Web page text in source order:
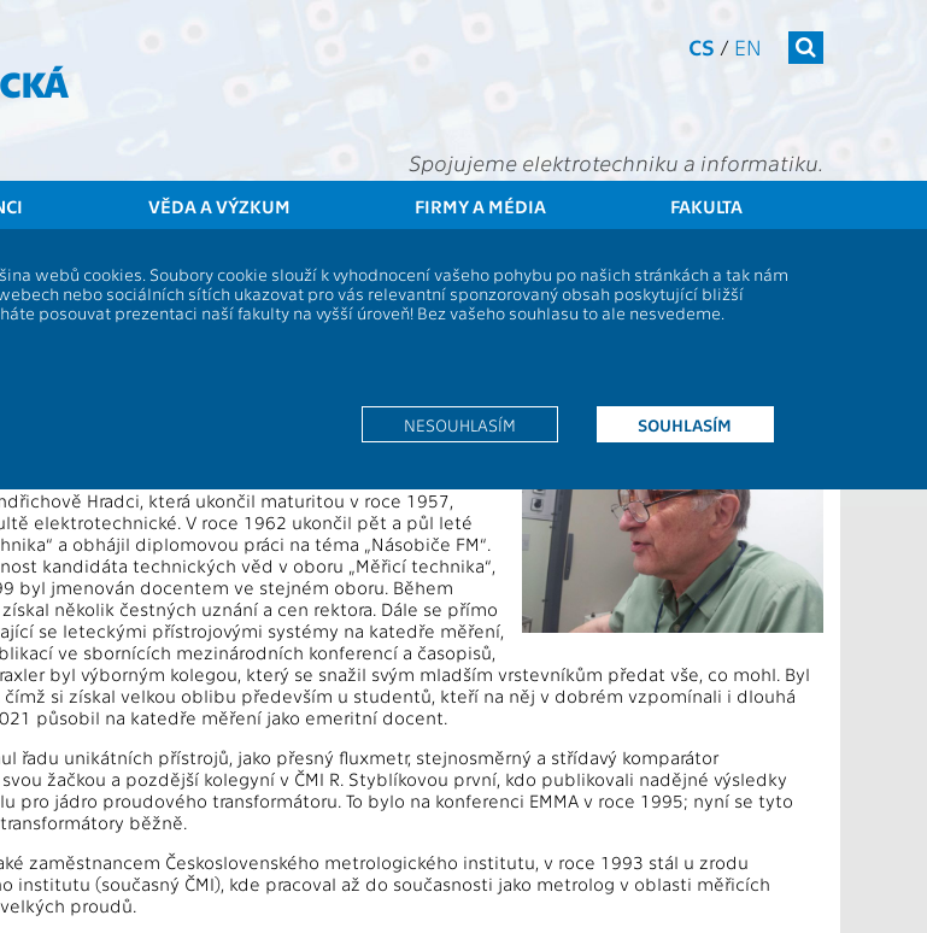
CS / EN
Spojujeme elektrotechniku a informatiku.
VĚDA A VÝZKUM FIRMY A MÉDIA FAKULTA
webů cookies. Soubory cookie slouží k vyhodnocení vašeho pohybu po našich stránkách a tak nám
nebo sociálních sítích ukazovat pro vás relevantní sponzorovaný obsah poskytující bližší
posouvat prezentaci naší fakulty na vyšší úroveň! Bez vašeho souhlasu to ale nesvedeme.
SOUHLASÍM
NESOUHLASÍM
Hradci, která ukončil maturitou v roce 1957,
elektrotechnické. V roce 1962 ukončil pět a půl leté
a obhájil diplomovou práci na téma „Násobiče FM“.
kandidáta technických věd v oboru „Měřicí technika“,
byl jmenován docentem ve stejném oboru. Během
několik čestných uznání a cen rektora. Dále se přímo
se leteckými přístrojovými systémy na katedře měření,
ve sbornících mezinárodních konferencí a časopisů,
byl výborným kolegou, který se snažil svým mladším vrstevníkům předat vše, co mohl. Byl
si získal velkou oblibu především u studentů, kteří na něj v dobrém vzpomínali i dlouhá
působil na katedře měření jako emeritní docent.
řadu unikátních přístrojů, jako přesný fluxmetr, stejnosměrný a střídavý komparátor
žačkou a pozdější kolegyní v ČMI R. Styblíkovou první, kdo publikovali nadějné výsledky
pro jádro proudového transformátoru. To bylo na konferenci EMMA v roce 1995; nyní se tyto
běžně.
zaměstnancem Československého metrologického institutu, v roce 1993 stál u zrodu
institutu (současný ČMI), kde pracoval až do současnosti jako metrolog v oblasti měřicích
proudů.